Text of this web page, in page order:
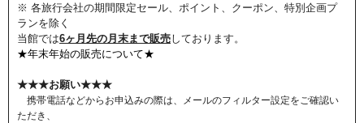
※ 各旅行会社の期間限定セール、ポイント、クーポン、特別企画プ
ランを除く
当館では6ヶ月先の月末まで販売しております。
★年末年始の販売について★
★★★お願い★★★
携帯電話などからお申込みの際は、メールのフィルター設定をご確認い
ただき、